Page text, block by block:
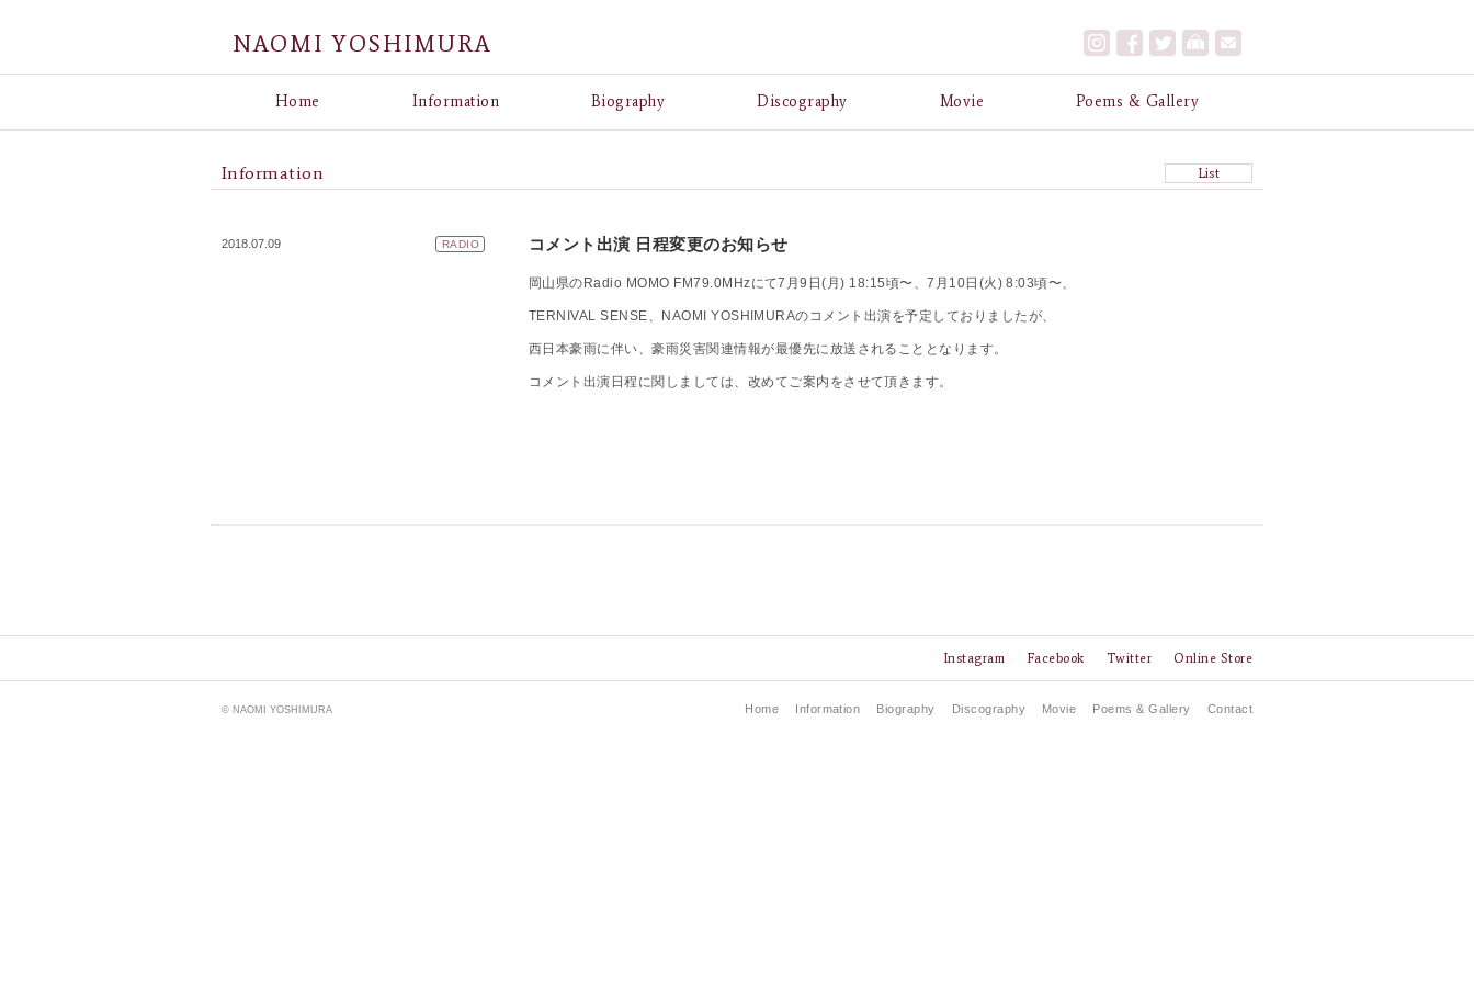
NAOMI YOSHIMURA
Home Information Biography Discography Movie Poems & Gallery
List
Information
RADIO
2018.07.09 コメント出演 日程変更のお知らせ
岡山県のRadio MOMO FM79.0MHzにて7月9日(月) 18:15頃〜、7月10日(火) 8:03頃〜、
TERNIVAL SENSE、NAOMI YOSHIMURAのコメント出演を予定しておりましたが、
西日本豪雨に伴い、豪雨災害関連情報が最優先に放送されることとなります。
コメント出演日程に関しましては、改めてご案内をさせて頂きます。
Online Store
Twitter
Facebook
Instagram
Home Information Biography Discography Movie Poems & Gallery Contact
© NAOMI YOSHIMURA